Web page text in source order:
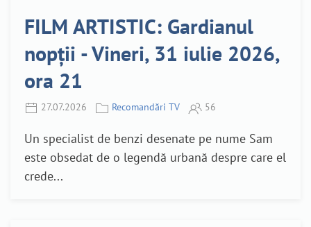
FILM ARTISTIC: Gardianul
nopții - Vineri, 31 iulie 2026,
ora 21
27.07.2026 Recomandări TV 56
Un specialist de benzi desenate pe nume Sam
este obsedat de o legendă urbană despre care el
crede...